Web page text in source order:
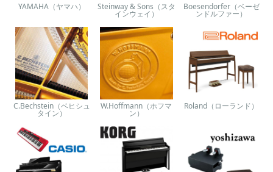
YAMAHA（ヤマハ） Steinway & Sons（スタ
インウェイ）
Boesendorfer（ベーゼ
ンドルファー）
C.Bechstein（ベヒシュ
タイン）
W.Hoffmann（ホフマ
ン）
Roland（ローランド）